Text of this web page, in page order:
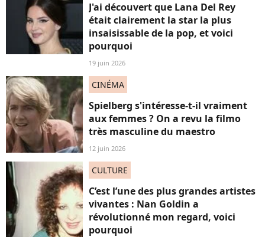
J'ai découvert que Lana Del Rey
était clairement la star la plus
insaisissable de la pop, et voici
pourquoi
19 juin 2026
CINÉMA
Spielberg s'intéresse-t-il vraiment
aux femmes ? On a revu la filmo
très masculine du maestro
12 juin 2026
CULTURE
C’est l’une des plus grandes artistes
vivantes : Nan Goldin a
révolutionné mon regard, voici
pourquoi